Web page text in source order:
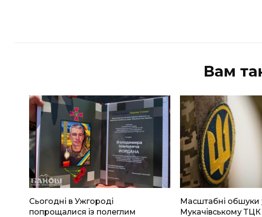
Вам
Сьогодні в Ужгороді
попрощалися із полеглим
Масштабні обшуки
Мукачівському ТЦК